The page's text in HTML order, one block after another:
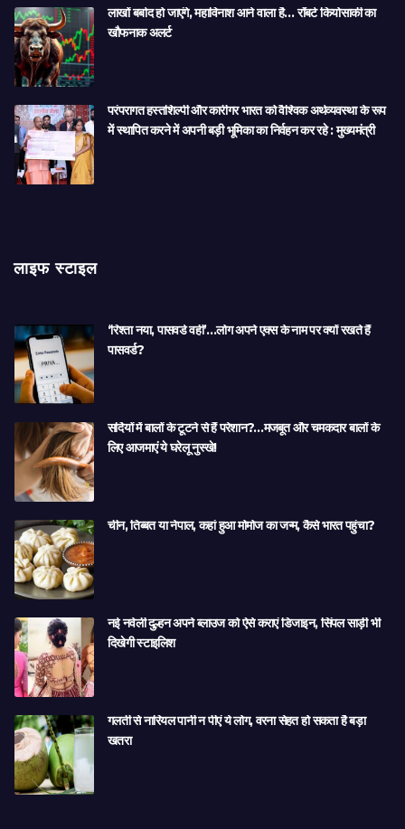
लाखों बर्बाद हो जाएंगे, महाविनाश आने वाला है… रॉबर्ट कियोसाकी का
खौफनाक अलर्ट
परंपरागत हस्तशिल्पी और कारीगर भारत को वैश्विक अर्थव्यवस्था के रूप
में स्थापित करने में अपनी बड़ी भूमिका का निर्वहन कर रहे : मुख्यमंत्री
लाइफ स्टाइल
‘रिश्ता नया, पासवर्ड वही’…लोग अपने एक्स के नाम पर क्यों रखते हैं
पासवर्ड?
सर्दियों में बालों के टूटने से हैं परेशान?…मजबूत और चमकदार बालों के
लिए आजमाएं ये घरेलू नुस्खे!
चीन, तिब्बत या नेपाल, कहां हुआ मोमोज का जन्म, कैसे भारत पहुंचा?
नई नवेली दुल्हन अपने ब्लाउज को ऐसे कराएं डिजाइन, सिंपल साड़ी भी
दिखेगी स्टाइलिश
गलती से नारियल पानी न पीएं ये लोग, वरना सेहत हो सकता है बड़ा
खतरा